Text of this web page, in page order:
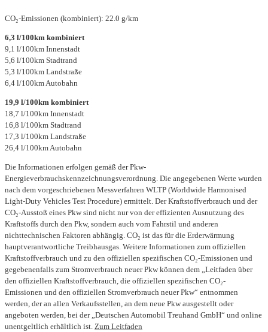
CO₂-Emissionen (kombiniert): 22.0 g/km
6,3 l/100km kombiniert
9,1 l/100km Innenstadt
5,6 l/100km Stadtrand
5,3 l/100km Landstraße
6,4 l/100km Autobahn
19,9 l/100km kombiniert
18,7 l/100km Innenstadt
16,8 l/100km Stadtrand
17,3 l/100km Landstraße
26,4 l/100km Autobahn
Die Informationen erfolgen gemäß der Pkw-
Energieverbrauchskennzeichnungsverordnung. Die angegebenen Werte wurden
nach dem vorgeschriebenen Messverfahren WLTP (Worldwide Harmonised
Light-Duty Vehicles Test Procedure) ermittelt. Der Kraftstoffverbrauch und der
CO₂-Ausstoß eines Pkw sind nicht nur von der effizienten Ausnutzung des
Kraftstoffs durch den Pkw, sondern auch vom Fahrstil und anderen
nichttechnischen Faktoren abhängig. CO₂ ist das für die Erderwärmung
hauptverantwortliche Treibhausgas. Weitere Informationen zum offiziellen
Kraftstoffverbrauch und zu den offiziellen spezifischen CO₂-Emissionen und
gegebenenfalls zum Stromverbrauch neuer Pkw können dem „Leitfaden über
den offiziellen Kraftstoffverbrauch, die offiziellen spezifischen CO₂-
Emissionen und den offiziellen Stromverbrauch neuer Pkw“ entnommen
werden, der an allen Verkaufsstellen, an dem neue Pkw ausgestellt oder
angeboten werden, bei der „Deutschen Automobil Treuhand GmbH“ und online
unentgeltlich erhältlich ist. Zum Leitfaden